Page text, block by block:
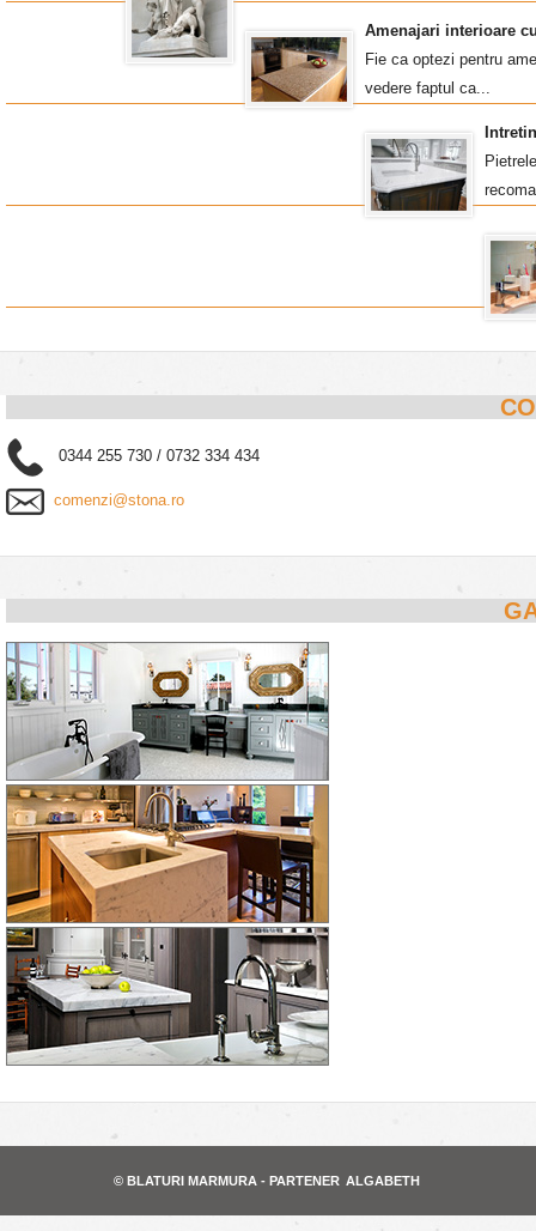
Amenajari interioare
Fie ca optezi pentru
vedere faptul ca...
0344 255 730 / 0732 334 434
comenzi@stona.ro
© BLATURI MARMURA - PARTENER ALGABETH